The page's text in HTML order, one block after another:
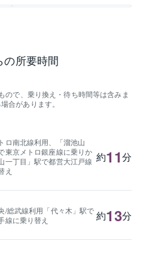
所要時間
ので、乗り換え・待ち時間等は含みま
合があります。
ロ南北線利用、「溜池山
東京メトロ銀座線に乗りか
一丁目」駅で都営大江戸線
え
約11分
/総武線利用「代々木」駅で
線に乗り替え
約13分